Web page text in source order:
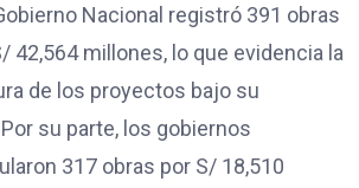
Nacional registró 391 obras
42,564 millones, lo que evidencia la
de los proyectos bajo su
su parte, los gobiernos
317 obras por S/ 18,510